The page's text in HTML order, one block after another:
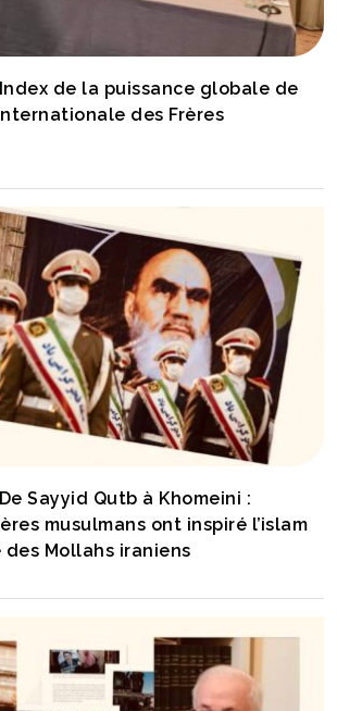
Index de la puissance globale de
des Frères
De Sayyid Qutb à Khomeini :
musulmans ont inspiré l’islam
Mollahs iraniens